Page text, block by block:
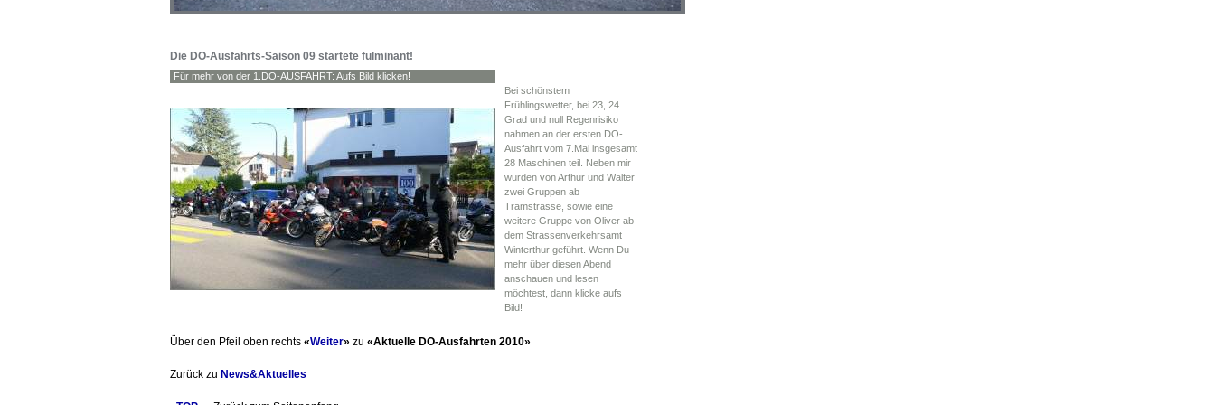
Die DO-Ausfahrts-Saison 09 startete fulminant!
Für mehr von der 1.DO-AUSFAHRT: Aufs Bild klicken!
Bei schönstem
Frühlingswetter, bei 23, 24
Grad und null Regenrisiko
nahmen an der ersten DO-
Ausfahrt vom 7.Mai insgesamt
28 Maschinen teil. Neben mir
wurden von Arthur und Walter
zwei Gruppen ab
Tramstrasse, sowie eine
weitere Gruppe von Oliver ab
dem Strassenverkehrsamt
Winterthur geführt. Wenn Du
mehr über diesen Abend
anschauen und lesen
möchtest, dann klicke aufs
Bild!
Über den Pfeil oben rechts «Weiter» zu «Aktuelle DO-Ausfahrten 2010»
Zurück zu News&Aktuelles